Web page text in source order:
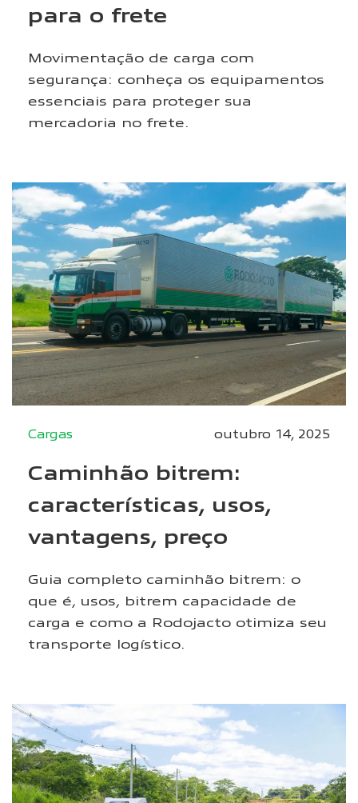
para o frete
Movimentação de carga com
segurança: conheça os equipamentos
essenciais para proteger sua
mercadoria no frete.
Cargas outubro 14, 2025
Caminhão bitrem:
características, usos,
vantagens, preço
Guia completo caminhão bitrem: o
que é, usos, bitrem capacidade de
carga e como a Rodojacto otimiza seu
transporte logístico.